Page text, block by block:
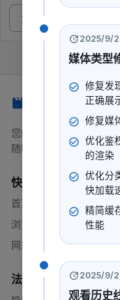
第21集
您的一站式流媒体平台
随时随地，想看就看。
快速链接
首页
浏览
网站地图
法律
2025/9/2
媒体类型
修复发
正确展
修复媒
优化鉴
的渲染
优化分
快加载
精简缓
性能
2025/9/2
观看历史